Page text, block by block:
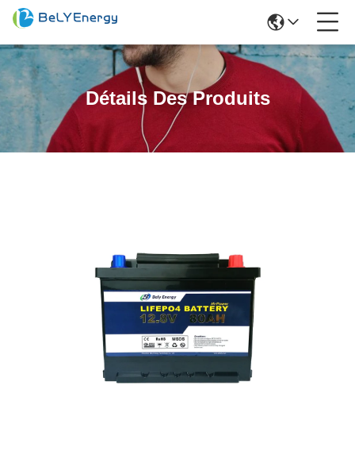
Détails Des Produits